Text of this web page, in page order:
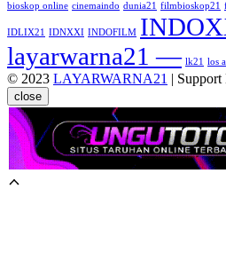
bioskop online cinemaindo dunia21 filmbioskop21
IDLIX21 IDNXXI INDOFILM
layarwarna21 — lk21 los
© 2023 LAYARWARNA21 |
close